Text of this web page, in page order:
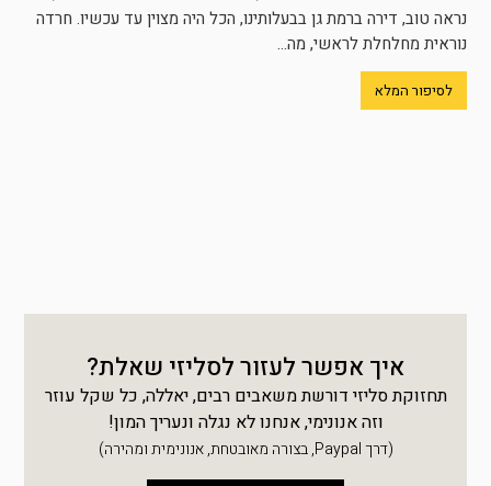
נראה טוב, דירה ברמת גן בבעלותינו, הכל היה מצוין עד עכשיו. חרדה
נוראית מחלחלת לראשי, מה...
לסיפור המלא
איך אפשר לעזור לסליזי שאלת?
תחזוקת סליזי דורשת משאבים רבים, יאללה, כל שקל עוזר
וזה אנונימי, אנחנו לא נגלה ונעריך המון!
(דרך Paypal, בצורה מאובטחת, אנונימית ומהירה)